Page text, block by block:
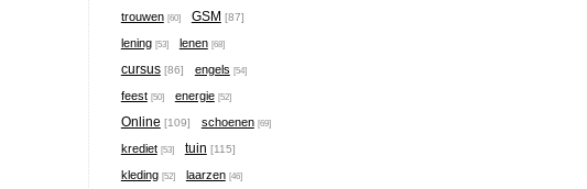
trouwen [60] GSM [87]
lening [53] lenen [68]
cursus [86] engels [54]
feest [50] energie [52]
Online [109] schoenen [69]
krediet [53] tuin [115]
kleding [52] laarzen [46]